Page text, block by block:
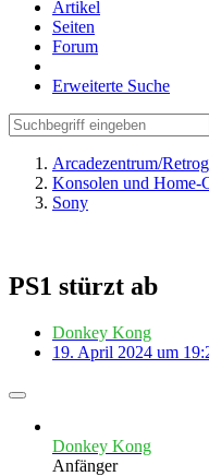
Artikel
Seiten
Forum
Erweiterte Suche
Arcadezentrum/
Konsolen und Home-
Sony
PS1 stürzt ab
Donkey Kong
19. April 2024 um
Donkey Kong
Anfänger